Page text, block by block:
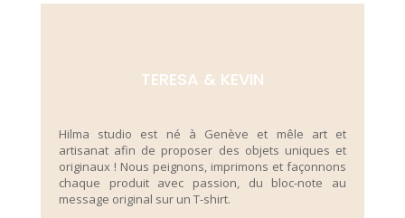
TERESA & KEVIN
Hilma studio est né à Genève et mêle art et
artisanat afin de proposer des objets uniques et
originaux ! Nous peignons, imprimons et façonnons
chaque produit avec passion, du bloc-note au
message original sur un T-shirt.